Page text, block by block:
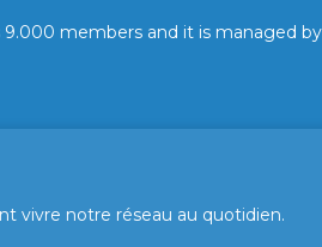
members and it is managed
vivre notre réseau au quotidien.